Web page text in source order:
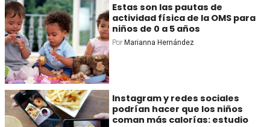
Estas son las pautas de
actividad física de la OMS para
niños de 0 a 5 años
Por Marianna Hernández
Instagram y redes sociales
podrían hacer que los niños
coman más calorías: estudio